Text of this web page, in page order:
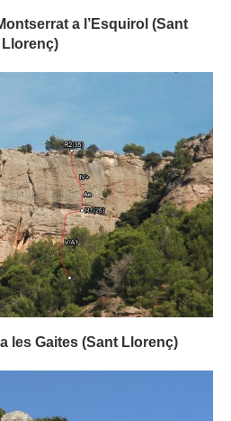
a l’Esquirol (Sant
Llorenç)
les Gaites (Sant Llorenç)